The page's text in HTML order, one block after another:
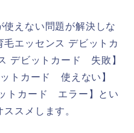
えない問題が解決しな
エッセンス デビットカ
デビットカード 失敗】
トカード 使えない】
トカード エラー】とい
スメします。